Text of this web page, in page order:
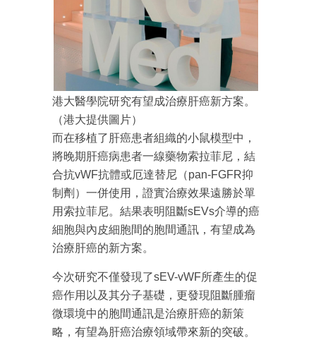
港大醫學院研究有望成治療肝癌新方案。
（港大提供圖片）
而在移植了肝癌患者組織的小鼠模型中，
將晚期肝癌病患者一線藥物索拉菲尼，結
合抗vWF抗體或厄達替尼（pan-FGFR抑
制劑）一併使用，證實治療效果遠勝於單
用索拉菲尼。結果表明阻斷sEVs介導的癌
細胞與內皮細胞間的胞間通訊，有望成為
治療肝癌的新方案。
今次研究不僅發現了sEV-vWF所產生的促
癌作用以及其分子基礎，更發現阻斷腫瘤
微環境中的胞間通訊是治療肝癌的新策
略，有望為肝癌治療領域帶來新的突破。
成為 EJ Tech 會員
最新資訊（附創業懶人包）
箱！